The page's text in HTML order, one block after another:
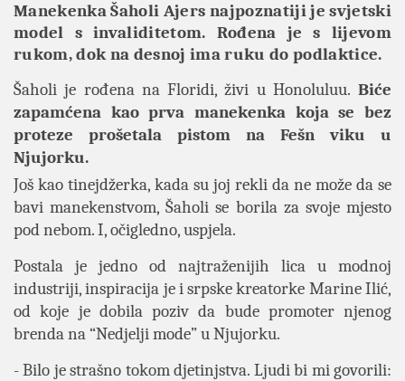
Manekenka Šaholi Ajers najpoznatiji je svjetski
model s invaliditetom. Rođena je s lijevom
rukom, dok na desnoj ima ruku do podlaktice.
Šaholi je rođena na Floridi, živi u Honoluluu. Biće
zapamćena kao prva manekenka koja se bez
proteze prošetala pistom na Fešn viku u
Njujorku.
Još kao tinejdžerka, kada su joj rekli da ne može da se
bavi manekenstvom, Šaholi se borila za svoje mjesto
pod nebom. I, očigledno, uspjela.
Postala je jedno od najtraženijih lica u modnoj
industriji, inspiracija je i srpske kreatorke Marine Ilić,
od koje je dobila poziv da bude promoter njenog
brenda na “Nedjelji mode” u Njujorku.
- Bilo je strašno tokom djetinjstva. Ljudi bi mi govorili: